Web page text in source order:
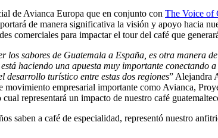
de Avianca Europa que en conjunto con The Voice of
de manera significativa la visión y apoyo hacia
comerciales para impactar el tour del café que
sabores de Guatemala a España, es otra manera
haciendo una apuesta muy importante conectando
turístico entre estas dos regiones” Alejandra
empresarial importante como Avianca,
representará un impacto de nuestro café
a café de especialidad, representó nuestro